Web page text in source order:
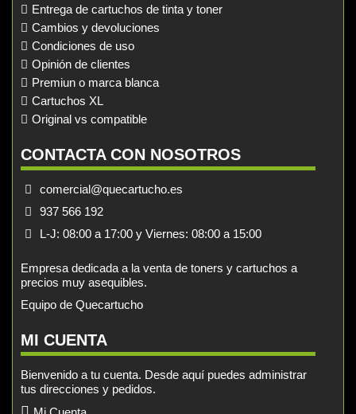
Entrega de cartuchos de tinta y toner
Cambios y devoluciones
Condiciones de uso
Opinión de clientes
Premiun o marca blanca
Cartuchos XL
Original vs compatible
CONTACTA CON NOSOTROS
comercial@quecartucho.es
937 566 192
L-J: 08:00 a 17:00 y Viernes: 08:00 a 15:00
Empresa dedicada a la venta de toners y cartuchos a
precios muy asequibles.
Equipo de Quecartucho
MI CUENTA
Bienvenido a tu cuenta. Desde aquí puedes administrar
tus direcciones y pedidos.